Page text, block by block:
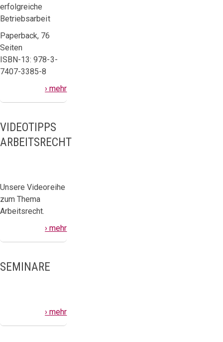
erfolgreiche
Betriebsarbeit
Paperback, 76
Seiten
ISBN-13: 978-3-
7407-3385-8
› mehr
VIDEOTIPPS
ARBEITSRECHT
Unsere Videoreihe
zum Thema
Arbeitsrecht.
› mehr
SEMINARE
› mehr